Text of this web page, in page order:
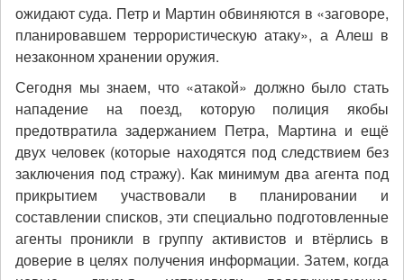
ожидают суда. Петр и Мартин обвиняются в «заговоре,
планировавшем террористическую атаку», а Алеш в
незаконном хранении оружия.
Сегодня мы знаем, что «атакой» должно было стать
нападение на поезд, которую полиция якобы
предотвратила задержанием Петра, Мартина и ещё
двух человек (которые находятся под следствием без
заключения под стражу). Как минимум два агента под
прикрытием участвовали в планировании и
составлении списков, эти специально подготовленные
агенты проникли в группу активистов и втёрлись в
доверие в целях получения информации. Затем, когда